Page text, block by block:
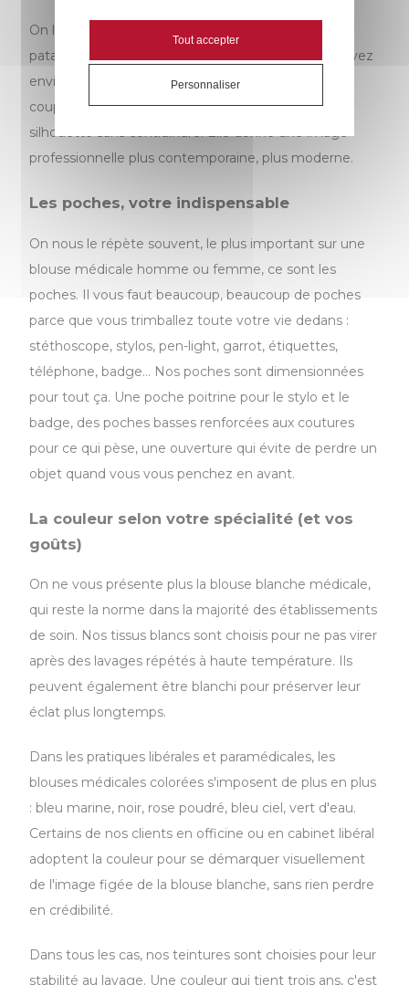
On le sait vous ne voulez pas ressembler à un sac à
patate dans votre
. Vous avez
envie de vous sentir belle et à l’aise. La meilleure
coupe c’est la coupe cintrée, elle structure la
silhouette sans contraindre. Elle donne une image
professionnelle plus contemporaine, plus moderne.
Les poches, votre indispensable
On nous le répète souvent, le plus important sur une
blouse médicale homme ou femme, ce sont les
poches. Il vous faut beaucoup, beaucoup de poches
parce que vous trimballez toute votre vie dedans :
stéthoscope, stylos, pen-light, garrot, étiquettes,
téléphone, badge… Nos poches sont dimensionnées
pour tout ça. Une poche poitrine pour le stylo et le
badge, des poches basses renforcées aux coutures
pour ce qui pèse, une ouverture qui évite de perdre un
objet quand vous vous penchez en avant.
La couleur selon votre spécialité (et vos
goûts)
On ne vous présente plus la blouse blanche médicale,
qui reste la norme dans la majorité des établissements
de soin. Nos tissus blancs sont choisis pour ne pas virer
après des lavages répétés à haute température. Ils
peuvent également être blanchi pour préserver leur
éclat plus longtemps.
Dans les pratiques libérales et paramédicales, les
blouses médicales colorées s'imposent de plus en plus
: bleu marine, noir, rose poudré, bleu ciel, vert d'eau.
Certains de nos clients en officine ou en cabinet libéral
adoptent la couleur pour se démarquer visuellement
de l'image figée de la blouse blanche, sans rien perdre
en crédibilité.
Dans tous les cas, nos teintures sont choisies pour leur
stabilité au lavage. Une couleur qui tient trois ans, c'est
Tout accepter
Personnaliser